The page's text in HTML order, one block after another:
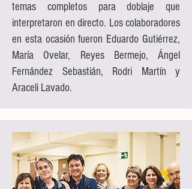
temas completos para doblaje que
interpretaron en directo. Los colaboradores
en esta ocasión fueron Eduardo Gutiérrez,
María Ovelar, Reyes Bermejo, Ángel
Fernández Sebastián, Rodri Martín y
Araceli Lavado.